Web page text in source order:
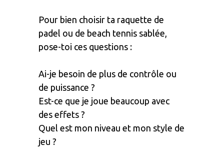
Pour bien choisir ta raquette de
padel ou de beach tennis sablée,
pose-toi ces questions :
Ai-je besoin de plus de contrôle ou
de puissance ?
Est-ce que je joue beaucoup avec
des effets ?
Quel est mon niveau et mon style de
jeu ?